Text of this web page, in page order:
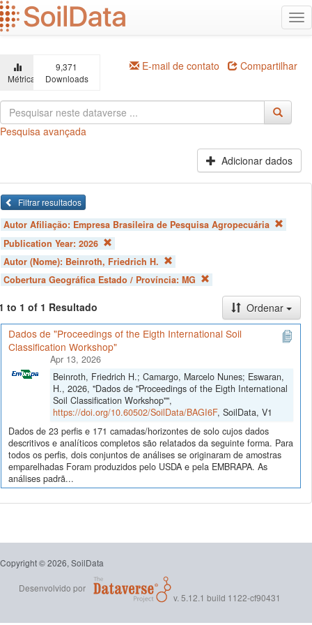
Ir
para
o
principal
Métricas
9,371
Downloads
E-mail de contato Compartilhar
Pesquisa avançada
Adicionar dados
Filtrar resultados
Autor Afiliação: Empresa Brasileira de Pesquisa Agropecuária
Publication Year: 2026
Autor (Nome): Beinroth, Friedrich H.
Cobertura Geográfica Estado / Província: MG
to 1 of 1 Resultado
Ordenar
Dados de "Proceedings of the Eigth International Soil
Classification Workshop"
Apr 13, 2026
Beinroth, Friedrich H.; Camargo, Marcelo Nunes; Eswaran,
H., 2026, "Dados de "Proceedings of the Eigth International
Soil Classification Workshop"",
https://doi.org/10.60502/SoilData/BAGI6F, SoilData, V1
Dados de 23 perfis e 171 camadas/horizontes de solo cujos dados
descritivos e analíticos completos são relatados da seguinte forma. Para
todos os perfis, dois conjuntos de análises se originaram de amostras
emparelhadas Foram produzidos pelo USDA e pela EMBRAPA. As
análises padrã...
Copyright © 2026, SoilData
Desenvolvido por
v. 5.12.1 build 1122-cf90431